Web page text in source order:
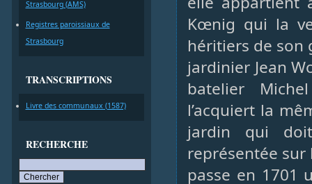
Strasbourg (AMS)
Registres paroissiaux de
Strasbourg
TRANSCRIPTIONS
Livre des communaux (1587)
RECHERCHE
Kœnig qui la
héritiers de son
jardinier Jean
batelier
l’acquiert la
jardin qui doit
représentée sur
passe en 1701